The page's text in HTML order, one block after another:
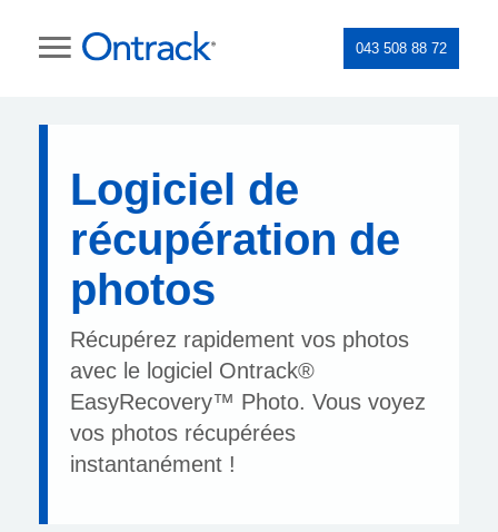
043 508 88 72
Logiciel de
récupération de
photos
Récupérez rapidement vos photos
avec le logiciel Ontrack®
EasyRecovery™ Photo. Vous voyez
vos photos récupérées
instantanément !